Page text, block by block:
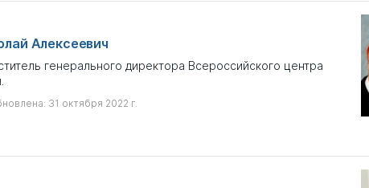
Алексеевич
генерального директора Всероссийского центра
31 октября 2022 г.